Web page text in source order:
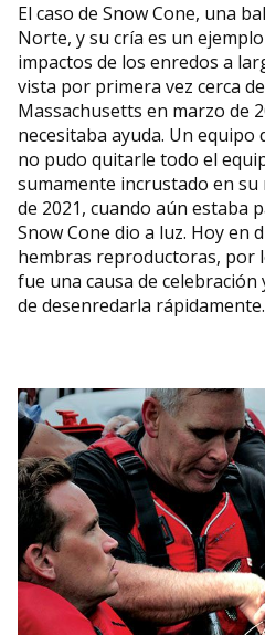
El caso de Snow Cone, una
Norte, y su cría es un
impactos de los enredos a
vista por primera vez cerca
Massachusetts en marzo de
necesitaba ayuda. Un equipo
no pudo quitarle todo el
sumamente incrustado en su
de 2021, cuando aún estaba
Snow Cone dio a luz. Hoy en
hembras reproductoras, por
fue una causa de celebración
de desenredarla rápidamente.